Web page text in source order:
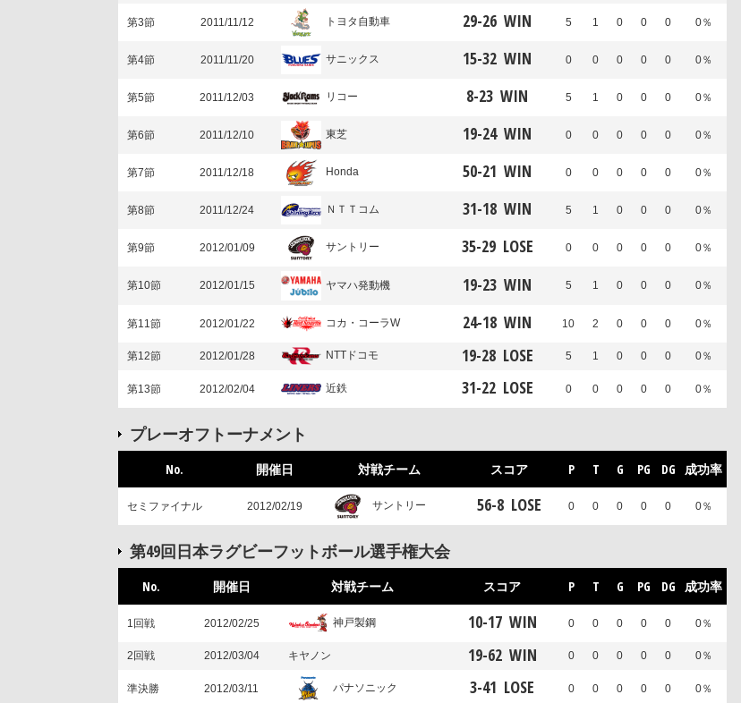
第3節 2011/11/12 トヨタ自動車 29-26 WIN 5 1 0 0 0 0％
第4節 2011/11/20 サニックス 15-32 WIN 0 0 0 0 0 0％
第5節 2011/12/03 リコー 8-23 WIN 5 1 0 0 0 0％
第6節 2011/12/10 東芝 19-24 WIN 0 0 0 0 0 0％
第7節 2011/12/18 Honda 50-21 WIN 0 0 0 0 0 0％
第8節 2011/12/24 ＮＴＴコム 31-18 WIN 5 1 0 0 0 0％
第9節 2012/01/09 サントリー 35-29 LOSE 0 0 0 0 0 0％
第10節 2012/01/15 ヤマハ発動機 19-23 WIN 5 1 0 0 0 0％
第11節 2012/01/22 コカ・コーラW 24-18 WIN 10 2 0 0 0 0％
第12節 2012/01/28 NTTドコモ 19-28 LOSE 5 1 0 0 0 0％
第13節 2012/02/04 近鉄 31-22 LOSE 0 0 0 0 0 0％
プレーオフトーナメント
No. 開催日 対戦チーム スコア P T G PG DG 成功率
セミファイナル 2012/02/19 サントリー 56-8 LOSE 0 0 0 0 0 0％
第49回日本ラグビーフットボール選手権大会
No. 開催日 対戦チーム スコア P T G PG DG 成功率
1回戦 2012/02/25 神戸製鋼 10-17 WIN 0 0 0 0 0 0％
2回戦 2012/03/04 キヤノン 19-62 WIN 0 0 0 0 0 0％
準決勝 2012/03/11 パナソニック 3-41 LOSE 0 0 0 0 0 0％